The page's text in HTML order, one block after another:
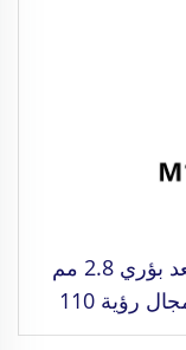
عدسة صناعية بدون تشويه M12 بُعد بؤري 2.8 مم
وبفتحة F2.8، دقة 8 ميجابكسل، مجال رؤية 110